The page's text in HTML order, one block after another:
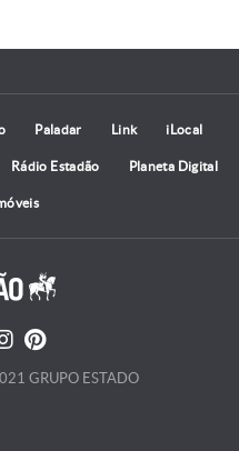
Paladar Link iLocal
Rádio Estadão Planeta Digital
GRUPO ESTADO